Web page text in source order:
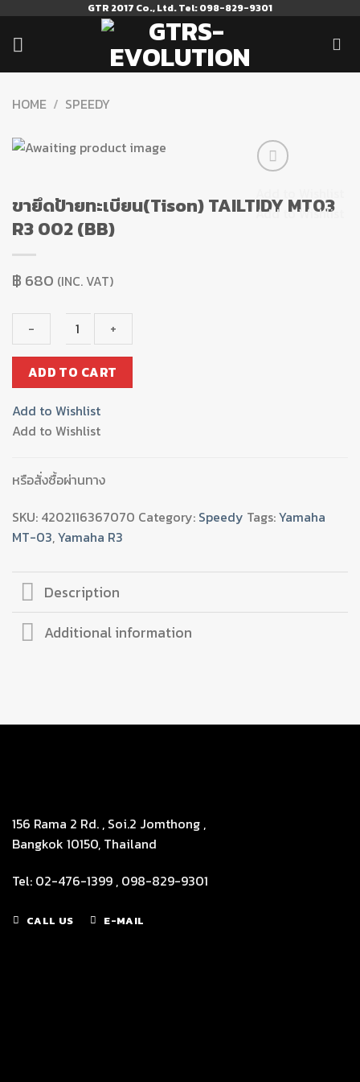
content
GTR 2017 Co., Ltd. Tel: 098-829-9301
HOME / SPEEDY
Add to Wishlist
ขายึดป้ายทะเบียน(Tison) TAILTIDY MT03
R3 002 (BB)
฿ 680 (INC. VAT)
ทะเบียน(Tison)
TAILTIDY
R3
(BB)
quantity
ADD TO CART
Add to Wishlist
Add to Wishlist
หรือสั่งซื้อผ่านทาง
SKU: 4202116367070 Category: Speedy Tags:Yamaha
MT-03,Yamaha R3
Description
Additional information
156 Rama 2 Rd. , Soi.2 Jomthong ,
Bangkok 10150, Thailand
Tel: 02-476-1399 , 098-829-9301
CALL US E-MAIL